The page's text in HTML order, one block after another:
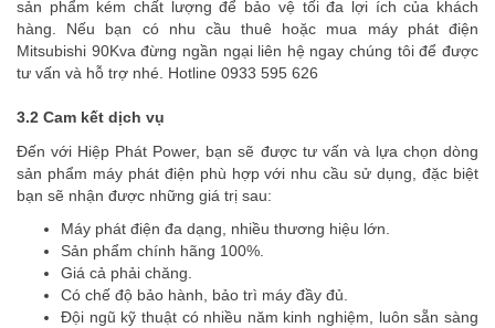
sản phẩm kém chất lượng để bảo vệ tối đa lợi ích của khách
hàng. Nếu bạn có nhu cầu thuê hoặc mua máy phát điện
Mitsubishi 90Kva đừng ngần ngại liên hệ ngay chúng tôi để được
tư vấn và hỗ trợ nhé. Hotline 0933 595 626
3.2 Cam kết dịch vụ
Đến với Hiệp Phát Power, bạn sẽ được tư vấn và lựa chọn dòng
sản phẩm máy phát điện phù hợp với nhu cầu sử dụng, đặc biệt
bạn sẽ nhận được những giá trị sau:
Máy phát điện đa dạng, nhiều thương hiệu lớn.
Sản phẩm chính hãng 100%.
Giá cả phải chăng.
Có chế độ bảo hành, bảo trì máy đầy đủ.
Đội ngũ kỹ thuật có nhiều năm kinh nghiệm, luôn sẵn sàng